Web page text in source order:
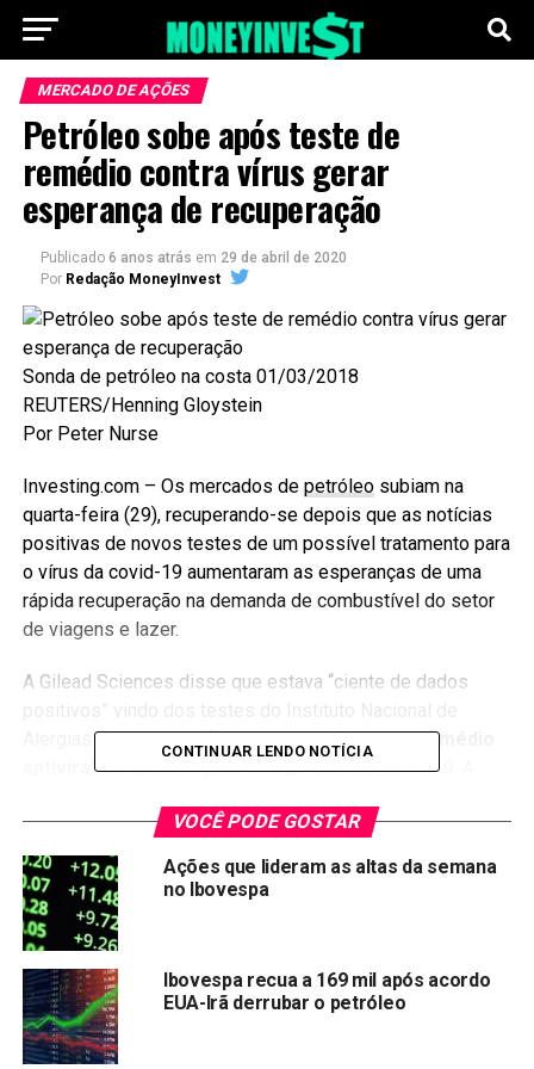
MERCADO DE AÇÕES
Petróleo sobe após teste de
remédio contra vírus gerar
esperança de recuperação
Publicado 6 anos atrás em 29 de abril de 2020
Por Redação MoneyInvest
Sonda de petróleo na costa 01/03/2018
REUTERS/Henning Gloystein
Por Peter Nurse
Investing.com – Os mercados de petróleosubiam na
quarta-feira (29), recuperando-se depois que as notícias
positivas de novos testes de um possível tratamento para
o vírus da covid-19 aumentaram as esperanças de uma
rápida recuperação na demanda de combustível do setor
de viagens e lazer.
A Gilead Sciences disse que estava “ciente de dados
Alergias e Doenças Infecciosas do uso de seuremédio
antiviral remdesivirpara o tratamento docovid-19
beneficiou os pacientes que a tomaram em um estágio
inicial da doença, embora os pacientes em estágio mais
avançado tenham respondido menos.
Além disso, um aumento menor do que o esperado nos
estoques de petróleo nos EUA tirou um pouco da pressão
sobre os contratos futuros de um mês, que estavam
sendo vendidos por causa de um espaço de
armazenamento cada vez menor para o petróleo.
CONTINUAR LENDO NOTÍCIA
VOCÊ PODE GOSTAR
Ações que lideram as altas da semana
no Ibovespa
Ibovespa recua a 169 mil após acordo
EUA-Irã derrubar o petróleo